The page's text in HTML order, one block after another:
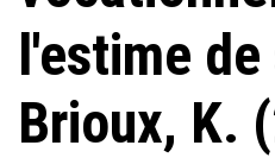
l'estime
Brioux, K.